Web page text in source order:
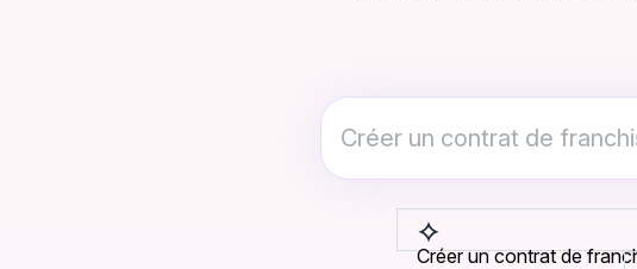
Créer un contrat de